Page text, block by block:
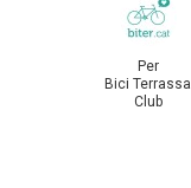
Per
Bici Terrassa
Club